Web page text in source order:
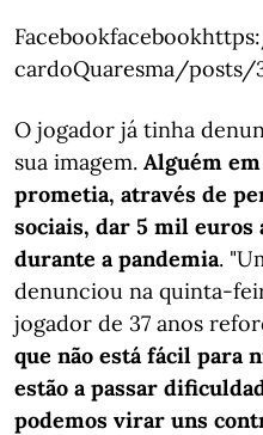
cardoQuaresma/posts/
O jogador já tinha
sua imagem. Alguém
prometia, através de
sociais, dar 5 mil euros
durante a pandemia.
denunciou na quinta-
jogador de 37 anos
que não está fácil para
estão a passar
podemos virar uns